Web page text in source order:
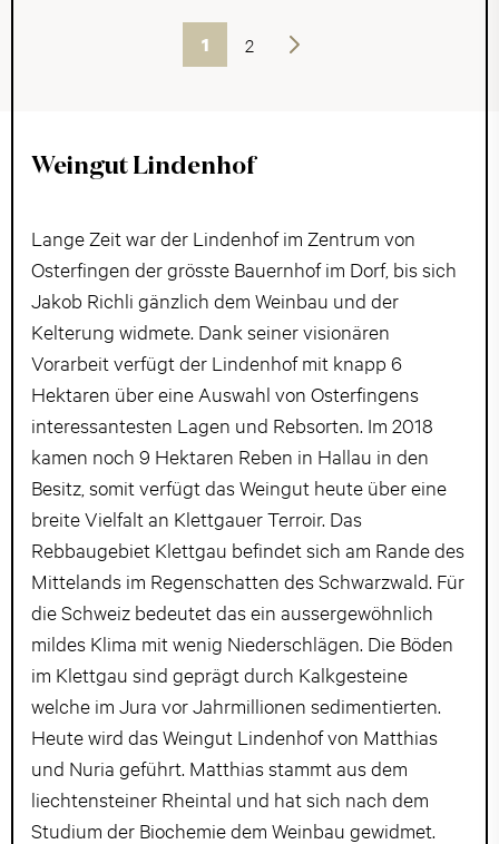
1 2 Weiter
Weingut Lindenhof
Lange Zeit war der Lindenhof im Zentrum von
Osterfingen der grösste Bauernhof im Dorf, bis sich
Jakob Richli gänzlich dem Weinbau und der
Kelterung widmete. Dank seiner visionären
Vorarbeit verfügt der Lindenhof mit knapp 6
Hektaren über eine Auswahl von Osterfingens
interessantesten Lagen und Rebsorten. Im 2018
kamen noch 9 Hektaren Reben in Hallau in den
Besitz, somit verfügt das Weingut heute über eine
breite Vielfalt an Klettgauer Terroir. Das
Rebbaugebiet Klettgau befindet sich am Rande des
Mittelands im Regenschatten des Schwarzwald. Für
die Schweiz bedeutet das ein aussergewöhnlich
mildes Klima mit wenig Niederschlägen. Die Böden
im Klettgau sind geprägt durch Kalkgesteine
welche im Jura vor Jahrmillionen sedimentierten.
Heute wird das Weingut Lindenhof von Matthias
und Nuria geführt. Matthias stammt aus dem
liechtensteiner Rheintal und hat sich nach dem
Studium der Biochemie dem Weinbau gewidmet.